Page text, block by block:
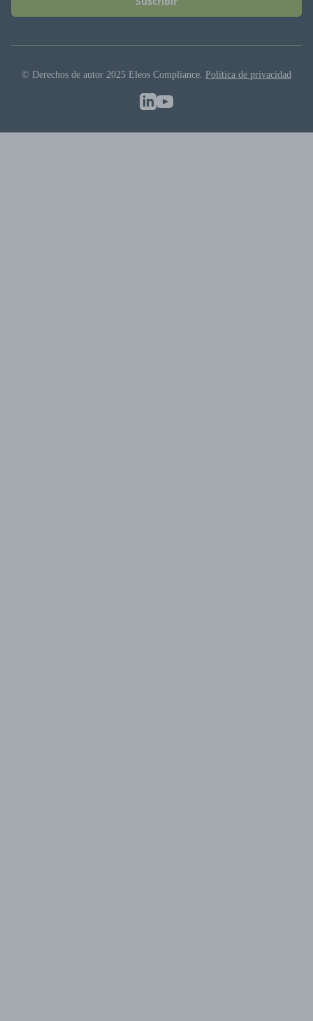
© Derechos de autor 2025 Eleos Compliance. Política de privacidad